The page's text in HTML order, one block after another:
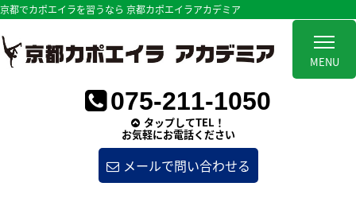
MENU
京都でカポエイラを習うなら 京都カポエイラアカデミア
075-211-1050
タップしてTEL！
お気軽にお電話ください
メールで問い合わせる